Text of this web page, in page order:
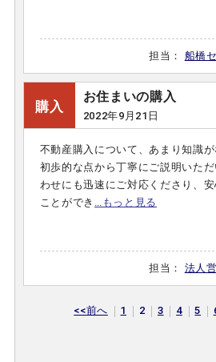
担当： 船橋
購入
お住まいの購入
2022年9月21日
不動産購入について、あまり知識が
初歩的な点から丁寧にご説明いた
わせにも迅速にご対応くださり、
ことができ …もっと見る
担当： 法人
<<前へ 1 2 3 4 5